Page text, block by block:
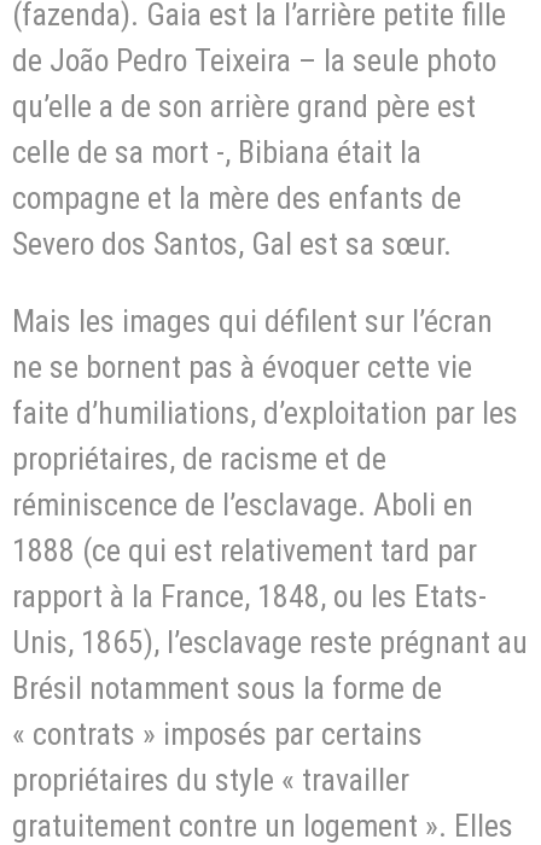
(fazenda). Gaia est la l’arrière petite fille
de João Pedro Teixeira – la seule photo
qu’elle a de son arrière grand père est
celle de sa mort -, Bibiana était la
compagne et la mère des enfants de
Severo dos Santos, Gal est sa sœur.
Mais les images qui défilent sur l’écran
ne se bornent pas à évoquer cette vie
faite d’humiliations, d’exploitation par les
propriétaires, de racisme et de
réminiscence de l’esclavage. Aboli en
1888 (ce qui est relativement tard par
rapport à la France, 1848, ou les Etats-
Unis, 1865), l’esclavage reste prégnant au
Brésil notamment sous la forme de
« contrats » imposés par certains
propriétaires du style « travailler
gratuitement contre un logement ». Elles